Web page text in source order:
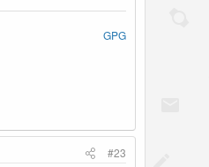
GPG
#23